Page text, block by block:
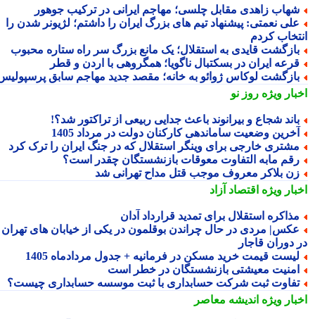
زاهدی مقابل چلسی؛ مهاجم ایرانی در ترکیب جوهور
نعمتی: پیشنهاد تیم های بزرگ ایران را داشتم؛ لژیونر شدن را
کردم
قایدی به استقلال؛ یک مانع بزرگ سر راه ستاره محبوب
ایران در بسکتبال ناگویا؛ همگروهی با اردن و قطر
لوکاس ژوائو به خانه؛ مقصد جدید مهاجم سابق پرسپولیس
ویژهروز نو
شجاع و بیرانوند باعث جدایی ربیعی از تراکتور شد؟!
وضعیت ساماندهی کارکنان دولت در مرداد 1405
خارجی برای وینگر استقلال که در جنگ ایران را ترک کرد
مابه التفاوت معوقات بازنشستگان چقدر است؟
بلاکر معروف موجب قتل مداح تهرانی شد
ویژهاقتصاد آزاد
استقلال برای تمدید قرارداد آدان
مردی در حال چراندن بوقلمون در یکی از خیابان های تهران
دوران قاجار
قیمت خرید مسکن در فرمانیه + جدول مردادماه 1405
معیشتی بازنشستگان در خطر است
ثبت شرکت حسابداری با ثبت موسسه حسابداری چیست؟
ویژهاندیشه معاصر